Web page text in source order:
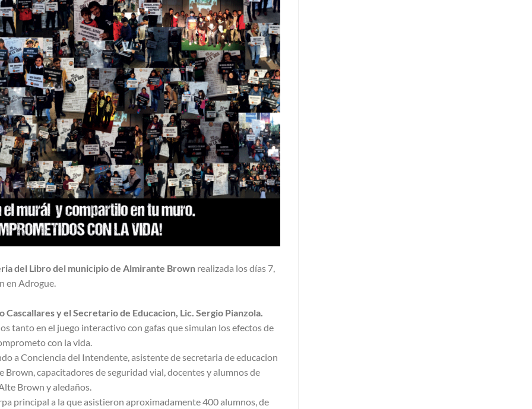
del Libro del municipio de Almirante Brown realizada los días 7,
en Adrogue.
y el Secretario de Educacion, Lic. Sergio Pianzola.
tanto en el juego interactivo con gafas que simulan los efectos de
con la vida.
a Conciencia del Intendente, asistente de secretaria de educacion
capacitadores de seguridad vial, docentes y alumnos de
Brown y aledaños.
principal a la que asistieron aproximadamente 400 alumnos, de